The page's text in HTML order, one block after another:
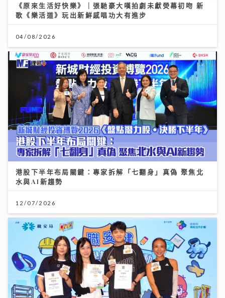
《原來生活好快樂》｜張馳豪大嘆拍劇未獻熒幕初吻 新
歌《樂活道》玩出新鮮感唱功大有進步
04/08/2026
港股下半年布局關鍵：專家拆解「七翻身」真偽 聚焦北
水與AI新趨勢
12/07/2026